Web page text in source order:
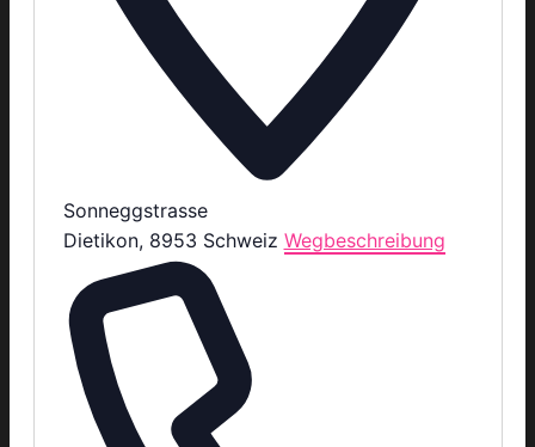
Sonneggstrasse
Dietikon, 8953 Schweiz Wegbeschreibung